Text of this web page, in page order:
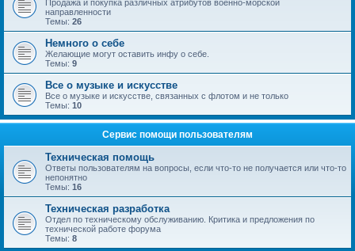
Продажа и покупка различных атрибутов военно-морской
направленности
Темы: 26
Немного о себе
Желающие могут оставить инфу о себе.
Темы: 9
Все о музыке и искусстве
Все о музыке и искусстве, связанных с флотом и не только
Темы: 10
Сервис помощи пользователям
Техническая помощь
Ответы пользователям на вопросы, если что-то не получается или что-то
непонятно
Темы: 16
Техническая разработка
Отдел по техническому обслуживанию. Критика и предложения по
технической работе форума
Темы: 8